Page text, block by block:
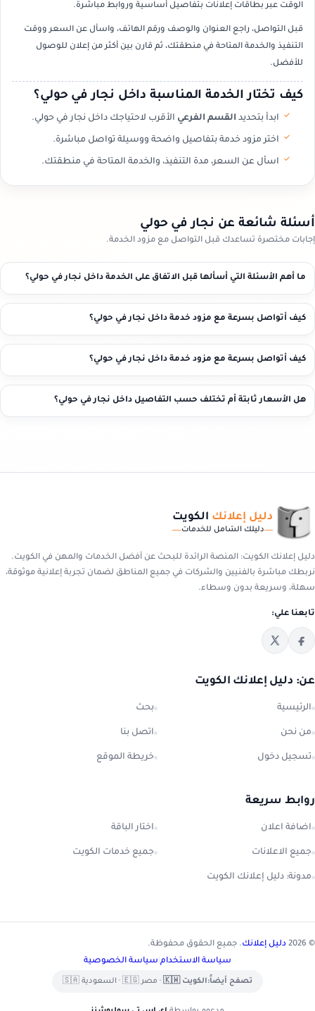
الوقت عبر بطاقات إعلانات بتفاصيل أساسية وروابط مباشرة.
قبل التواصل، راجع العنوان والوصف ورقم الهاتف، واسأل عن السعر ووقت
التنفيذ والخدمة المتاحة في منطقتك، ثم قارن بين أكثر من إعلان للوصول
للأفضل.
كيف تختار الخدمة المناسبة داخل نجار في حولي؟
ابدأ بتحديد القسم الفرعي الأقرب لاحتياجك داخل نجار في حولي.
اختر مزود خدمة بتفاصيل واضحة ووسيلة تواصل مباشرة.
اسأل عن السعر، مدة التنفيذ، والخدمة المتاحة في منطقتك.
أسئلة شائعة عن نجار في حولي
إجابات مختصرة تساعدك قبل التواصل مع مزود الخدمة.
ما أهم الأسئلة التي أسألها قبل الاتفاق على الخدمة داخل نجار في حولي؟
كيف أتواصل بسرعة مع مزود خدمة داخل نجار في حولي؟
كيف أتواصل بسرعة مع مزود خدمة داخل نجار في حولي؟
هل الأسعار ثابتة أم تختلف حسب التفاصيل داخل نجار في حولي؟
دليل إعلانك الكويت
دليلك الشامل للخدمات
دليل إعلانك الكويت: المنصة الرائدة للبحث عن أفضل الخدمات والمهن في الكويت.
نربطك مباشرة بالفنيين والشركات في جميع المناطق لضمان تجربة إعلانية موثوقة،
سهلة، وسريعة بدون وسطاء.
تابعنا علي:
عن: دليل إعلانك الكويت
الرئيسية بحث
من نحن اتصل بنا
تسجيل دخول خريطة الموقع
روابط سريعة
اضافة اعلان اختار الباقة
جميع الاعلانات جميع خدمات الكويت
مدونة: دليل إعلانك الكويت
© 2026 دليل إعلانك. جميع الحقوق محفوظة.
سياسة الاستخدام سياسة الخصوصية
تصفح أيضاً:الكويت 🇰🇼 • مصر 🇪🇬 • السعودية 🇸🇦